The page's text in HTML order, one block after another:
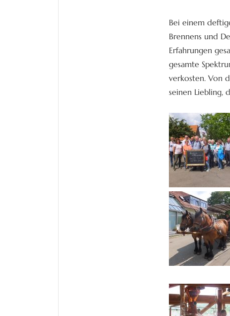
Bei einem
Brennens und
Erfahrungen
gesamte
verkosten. Von
seinen Liebling,